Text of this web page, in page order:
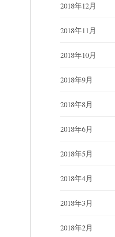
2018年12月
2018年11月
2018年10月
2018年9月
2018年8月
2018年6月
2018年5月
2018年4月
2018年3月
2018年2月